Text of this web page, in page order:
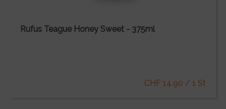
Rufus Teague Honey Sweet - 375ml
CHF 14.90 / 1 St